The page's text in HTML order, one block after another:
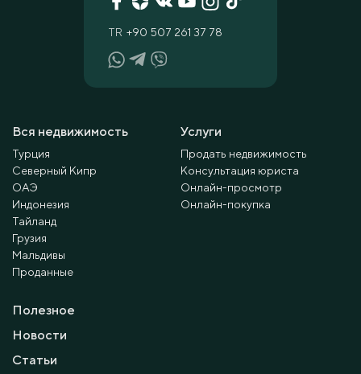
Вся недвижимость
Турция
Северный Кипр
ОАЭ
Индонезия
Тайланд
Грузия
Мальдивы
Проданные
Услуги
Продать недвижимость
Консультация юриста
Онлайн-просмотр
Онлайн-покупка
Полезное
Новости
Статьи
TR +90 507 261 37 78